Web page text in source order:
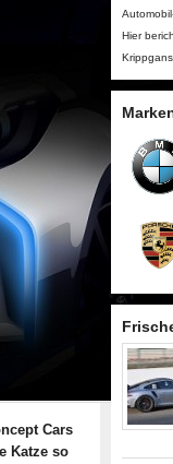
Cars
Katze so
Hier